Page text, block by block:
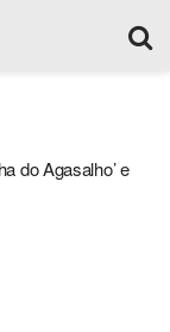
do Agasalho’ e